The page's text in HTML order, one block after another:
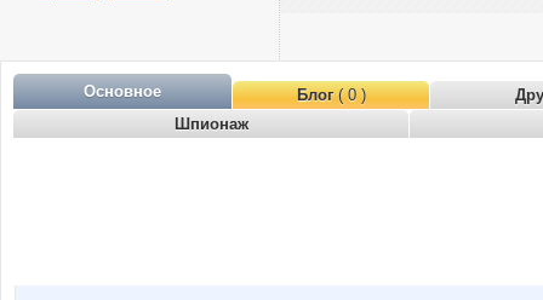
Основное Блог( 0 )
Шпионаж